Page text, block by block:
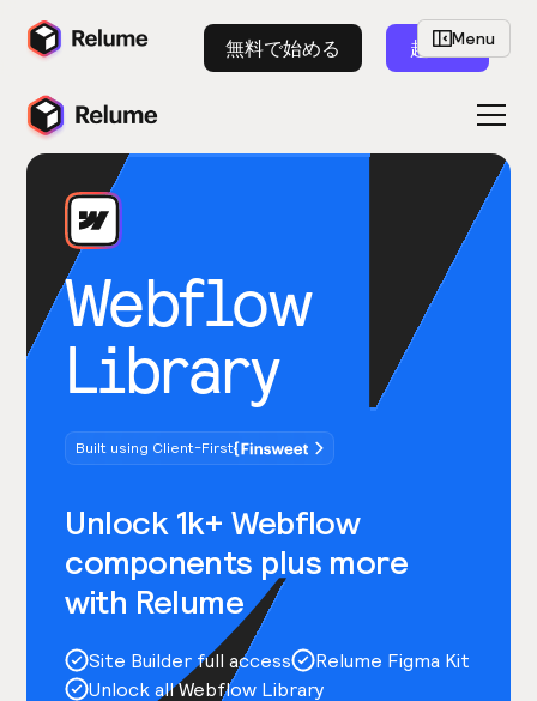
無料で始める 起動
Webflow
Library
Built using Client-First
Unlock 1k+ Webflow
components plus more
with Relume
Site Builder full access
Relume Figma Kit
Unlock all Webflow Library
Menu